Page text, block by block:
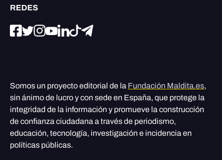
REDES
Somos un proyecto editorial de la Fundación Maldita.es,
sin ánimo de lucro y con sede en España, que protege la
integridad de la información y promueve la construcción
de confianza ciudadana a través de periodismo,
educación, tecnología, investigación e incidencia en
políticas públicas.